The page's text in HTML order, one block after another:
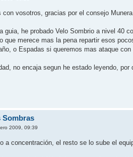
vosotros, gracias por el consejo Munera.
guia, he probado Velo Sombrio a nivel 40
que merece mas la pena repartir esos
o Espadas si queremos mas ataque con
no encaja segun he estado leyendo,
Sombras
2009, 09:39
a concentración, el resto se lo sube el